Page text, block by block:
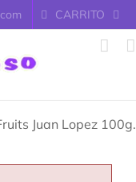
CARRITO
Juan Lopez 100g.